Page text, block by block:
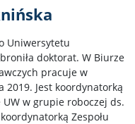
Uniwersytetu
doktorat. W Biurze
pracuje w
2019. Jest koordynatorką
w grupie roboczej ds.
Zespołu